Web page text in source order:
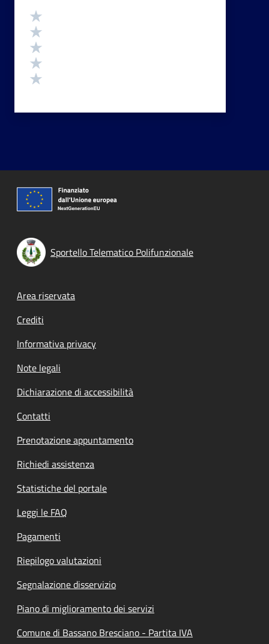
Valutazione
Sportello Telematico Polifunzionale
Footer menu
Area riservata
Crediti
Informativa privacy
Note legali
Dichiarazione di accessibilità
Contatti
Prenotazione appuntamento
Richiedi assistenza
Statistiche del portale
Leggi le FAQ
Pagamenti
Riepilogo valutazioni
Segnalazione disservizio
Piano di miglioramento dei servizi
Comune di Bassano Bresciano - Partita IVA